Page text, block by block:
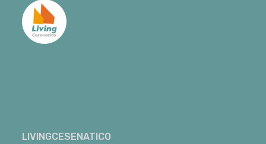
LIVINGCESENATICO